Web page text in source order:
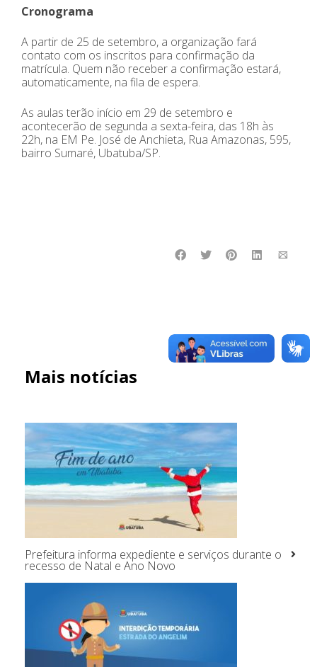
Cronograma
A partir de 25 de setembro, a organização fará
contato com os inscritos para confirmação da
matrícula. Quem não receber a confirmação estará,
automaticamente, na fila de espera.
As aulas terão início em 29 de setembro e
acontecerão de segunda a sexta-feira, das 18h às
22h, na EM Pe. José de Anchieta, Rua Amazonas, 595,
bairro Sumaré, Ubatuba/SP.
Mais notícias
Prefeitura informa expediente e serviços durante o
recesso de Natal e Ano Novo